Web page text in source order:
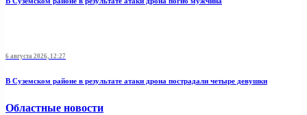
6 августа 2026, 12:27
В Суземском районе в результате атаки дрона пострадали четыре девушки
Областные новости